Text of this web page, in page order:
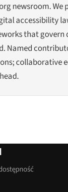
newsroom. We
accessibility
that govern
Named
collaborative